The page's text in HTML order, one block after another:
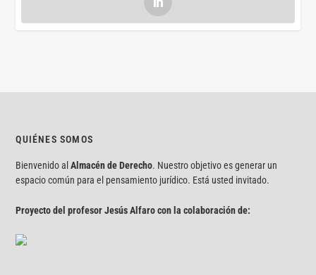
QUIÉNES SOMOS
Bienvenido alAlmacén de Derecho. Nuestro objetivo es generar un
espacio común para el pensamiento jurídico. Está usted invitado.
Proyecto del profesor Jesús Alfaro con la colaboración de: